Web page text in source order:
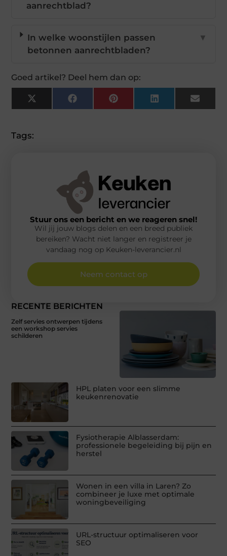
aanrechtblad?
In welke woonstijlen passen
betonnen aanrechtbladen?
▼
Goed artikel? Deel hem dan op:
X
(Twitter)
FacebookPinterestLinkedInEmail
Tags:
RECENTE BERICHTEN
Zelf servies ontwerpen tijdens
een workshop servies
schilderen
HPL platen voor een slimme
keukenrenovatie
Fysiotherapie Alblasserdam:
professionele begeleiding bij pijn en
herstel
Wonen in een villa in Laren? Zo
combineer je luxe met optimale
woningbeveiliging
URL-structuur optimaliseren voor
SEO
Stuur ons een bericht en we reageren snel!
Wil jij jouw blogs delen en een breed publiek
bereiken? Wacht niet langer en registreer je
vandaag nog op Keuken-leverancier.nl
Neem contact op